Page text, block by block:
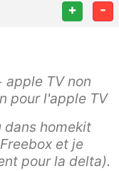
+ -
TV non
pour l'apple TV
dans homekit
et je
pour la delta).